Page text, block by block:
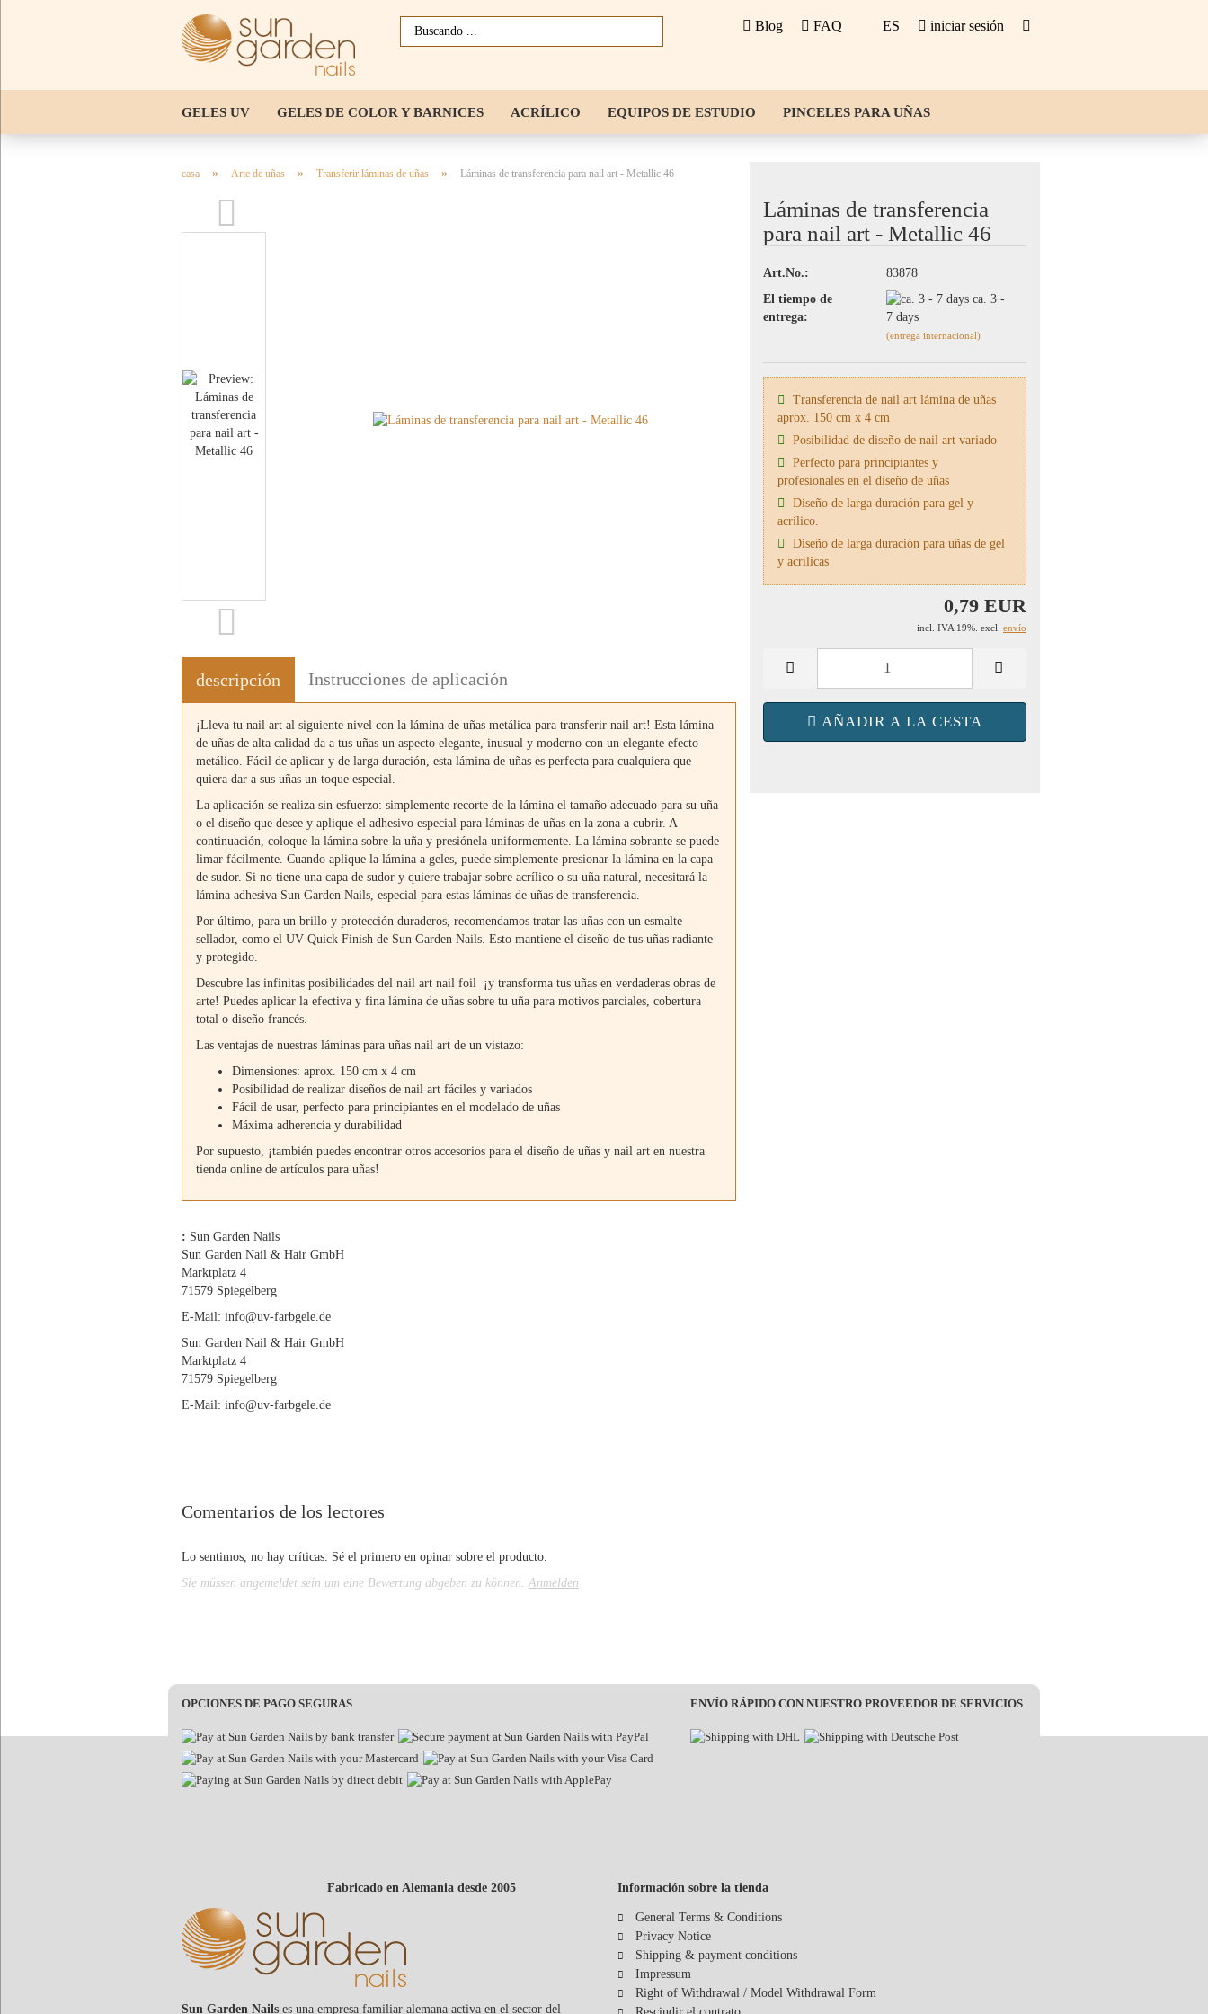
Blog FAQ ES iniciar sesión
GELES UV GELES DE COLOR Y BARNICES ACRÍLICO EQUIPOS DE ESTUDIO PINCELES PARA UÑAS
casa » Arte de uñas » Transferir láminas de uñas » Láminas de transferencia para nail art - Metallic 46
Láminas de transferencia
para nail art - Metallic 46
Art.No.:
83878
El tiempo de
entrega:
ca. 3 -
7 days
(entrega internacional)
Transferencia de nail art lámina de uñas
aprox. 150 cm x 4 cm
Posibilidad de diseño de nail art variado
Perfecto para principiantes y
profesionales en el diseño de uñas
Diseño de larga duración para gel y
acrílico.
Diseño de larga duración para uñas de gel
y acrílicas
0,79 EUR
incl. IVA 19%. excl. envío
AÑADIR A LA CESTA
descripción Instrucciones de aplicación
¡Lleva tu nail art al siguiente nivel con la lámina de uñas metálica para transferir nail art! Esta lámina
de uñas de alta calidad da a tus uñas un aspecto elegante, inusual y moderno con un elegante efecto
metálico. Fácil de aplicar y de larga duración, esta lámina de uñas es perfecta para cualquiera que
quiera dar a sus uñas un toque especial.
La aplicación se realiza sin esfuerzo: simplemente recorte de la lámina el tamaño adecuado para su uña
o el diseño que desee y aplique el adhesivo especial para láminas de uñas en la zona a cubrir. A
continuación, coloque la lámina sobre la uña y presiónela uniformemente. La lámina sobrante se puede
limar fácilmente. Cuando aplique la lámina a geles, puede simplemente presionar la lámina en la capa
de sudor. Si no tiene una capa de sudor y quiere trabajar sobre acrílico o su uña natural, necesitará la
lámina adhesiva Sun Garden Nails, especial para estas láminas de uñas de transferencia.
Por último, para un brillo y protección duraderos, recomendamos tratar las uñas con un esmalte
sellador, como el UV Quick Finish de Sun Garden Nails. Esto mantiene el diseño de tus uñas radiante
y protegido.
Descubre las infinitas posibilidades del nail art nail foil ¡y transforma tus uñas en verdaderas obras de
arte! Puedes aplicar la efectiva y fina lámina de uñas sobre tu uña para motivos parciales, cobertura
total o diseño francés.
Las ventajas de nuestras láminas para uñas nail art de un vistazo:
Dimensiones: aprox. 150 cm x 4 cm
Posibilidad de realizar diseños de nail art fáciles y variados
Fácil de usar, perfecto para principiantes en el modelado de uñas
Máxima adherencia y durabilidad
Por supuesto, ¡también puedes encontrar otros accesorios para el diseño de uñas y nail art en nuestra
tienda online de artículos para uñas!
: Sun Garden Nails
Sun Garden Nail & Hair GmbH
Marktplatz 4
71579 Spiegelberg
E-Mail: info@uv-farbgele.de
Sun Garden Nail & Hair GmbH
Marktplatz 4
71579 Spiegelberg
E-Mail: info@uv-farbgele.de
Comentarios de los lectores
Lo sentimos, no hay críticas. Sé el primero en opinar sobre el producto.
Sie müssen angemeldet sein um eine Bewertung abgeben zu können. Anmelden
OPCIONES DE PAGO SEGURAS ENVÍO RÁPIDO CON NUESTRO PROVEEDOR DE SERVICIOS
Fabricado en Alemania desde 2005
Sun Garden Nails es una empresa familiar alemana activa en el sector del
Información sobre la tienda
General Terms & Conditions
Privacy Notice
Shipping & payment conditions
Impressum
Right of Withdrawal / Model Withdrawal Form